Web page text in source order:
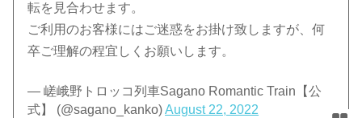
転を見合わせます。
ご利用のお客様にはご迷惑をお掛け致しますが、何
卒ご理解の程宜しくお願いします。
— 嵯峨野トロッコ列車Sagano Romantic Train【公
式】 (@sagano_kanko)August 22, 2022